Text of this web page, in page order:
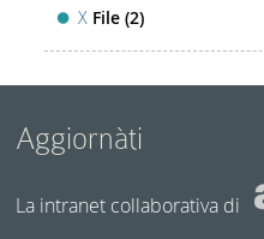
X File (2)
Aggiornàti
La intranet collaborativa di